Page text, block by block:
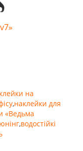
на
,наклейки для
«Ведьма
,водостійкі